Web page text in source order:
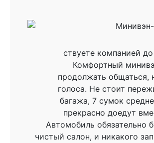
ствуете компанией
Комфортный
продолжать общаться,
голоса. Не стоит
багажа, 7 сумок
прекрасно доедут
Автомобиль обязательно
чистый салон, и никакого